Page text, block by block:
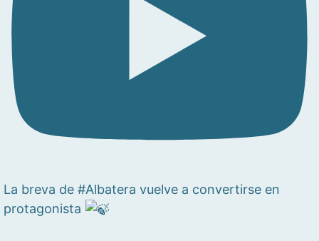
La breva de #Albatera vuelve a convertirse en
protagonista